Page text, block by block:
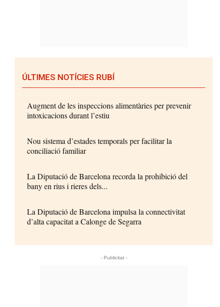
ÚLTIMES NOTÍCIES RUBÍ
Augment de les inspeccions alimentàries per prevenir
intoxicacions durant l’estiu
Nou sistema d’estades temporals per facilitar la
conciliació familiar
La Diputació de Barcelona recorda la prohibició del
bany en rius i rieres dels...
La Diputació de Barcelona impulsa la connectivitat
d’alta capacitat a Calonge de Segarra
- Publicitat -